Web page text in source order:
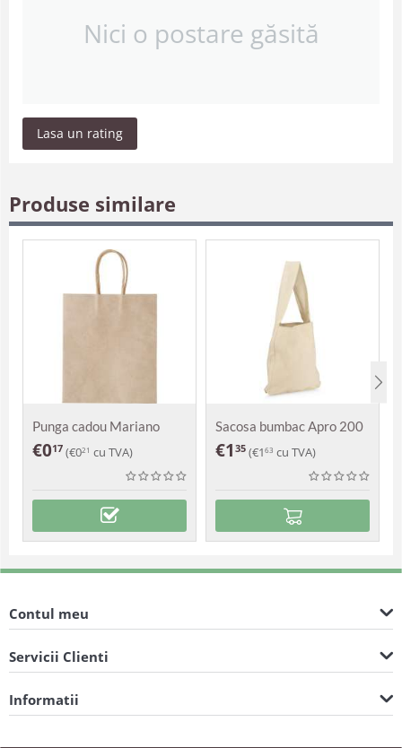
Nici o postare găsită
Lasa un rating
Produse similare
Punga cadou Mariano
€017 (€021 cu TVA)
Sacosa bumbac Apro 200
g
€1 35 (€1 63 cu TVA)
Contul meu
Servicii Clienti
Informatii